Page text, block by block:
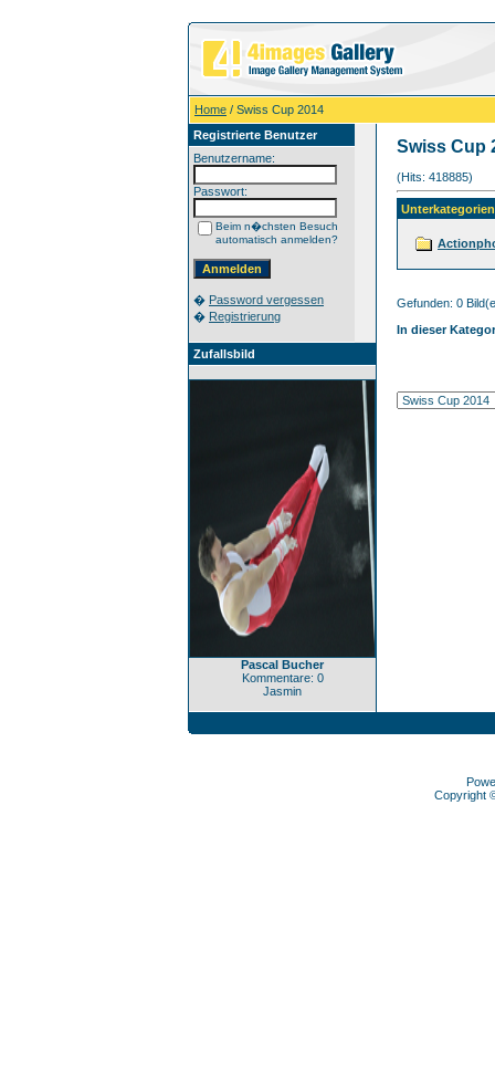
Home / Swiss Cup 2014
Registrierte Benutzer
Benutzername:
Passwort:
Beim n�chsten Besuch
automatisch anmelden?
� Password vergessen
� Registrierung
Zufallsbild
Pascal Bucher
Kommentare: 0
Jasmin
Swiss Cup
(Hits: 418885)
Unterkategorien
Gefunden: 0
In dieser
Copyright